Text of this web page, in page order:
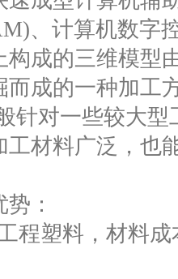
、计算机数字
构成的三维模型
而成的一种加工
针对一些较大
工材料广泛，也
：
塑料，材料成